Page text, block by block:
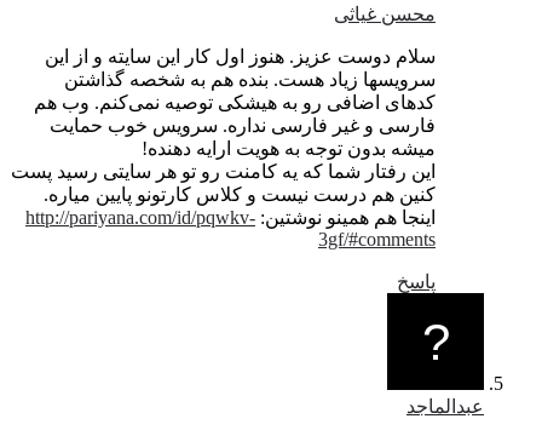
محسن غیاثی
سلام دوست عزیز. هنوز اول کار این سایته و از این
سرویسها زیاد هست. بنده هم به شخصه گذاشتن
کدهای اضافی رو به هیشکی توصیه نمی‌کنم. وب هم
فارسی و غیر فارسی نداره. سرویس خوب حمایت
میشه بدون توجه به هویت ارايه دهنده!
این رفتار شما که یه کامنت رو تو هر سایتی رسید پست
کنین هم درست نیست و کلاس کارتونو پایین میاره.
اینجا هم همینو نوشتین:http://pariyana.com/id/pqwkv-
3gf/#comments
پاسخ
عبدالماجد